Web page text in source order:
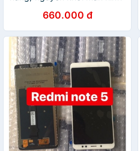
660.000 đ